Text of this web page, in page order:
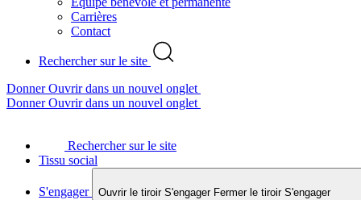
Carrières
Contact
Rechercher sur le site
DonnerOuvrir dans un nouvel onglet
DonnerOuvrir dans un nouvel onglet
Rechercher sur le site
Tissu social
S'engager Ouvrir le tiroir S'engager Fermer le tiroir S'engager